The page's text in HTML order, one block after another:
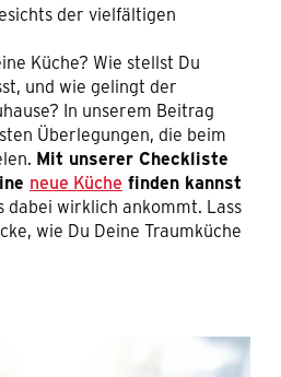
der vielfältigen
Küche? Wie stellst Du
und wie gelingt der
In unserem Beitrag
Überlegungen, die beim
Mit unserer Checkliste
neue Küche finden kannst
dabei wirklich ankommt. Lass
wie Du Deine Traumküche